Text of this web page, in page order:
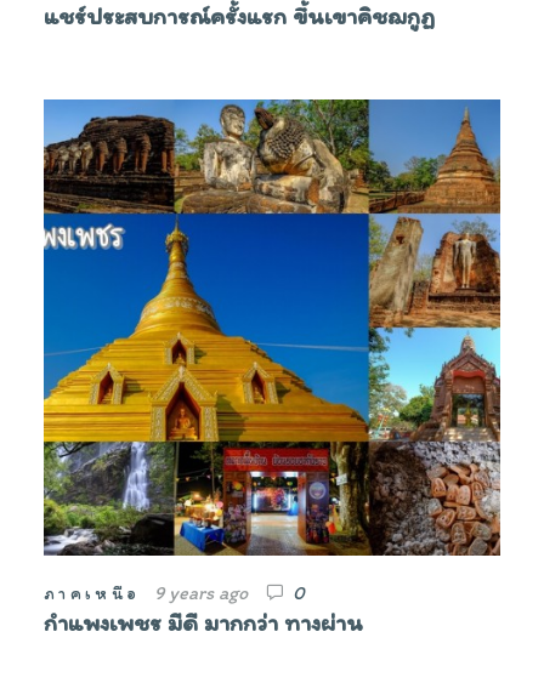
แชร์ประสบการณ์ครั้งแรก ขึ้นเขาคิชฌกูฏ
ภาคเหนือ 9 years ago 0
กำแพงเพชร มีดี มากกว่า ทางผ่าน